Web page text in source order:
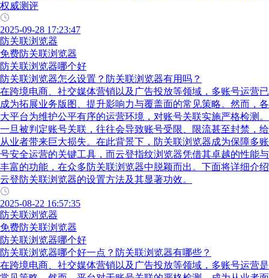
权威测评
2025-09-28 17:23:47
防关联浏览器
免费防关联浏览器
防关联浏览器哪个好
防关联浏览器怎么设置？防关联浏览器有用吗？
在跨境电商、社交媒体营销以及广告投放等领域，多账号运营已
成为拓展业务版图、提升影响力与覆盖面的常见策略。然而，各
大平台为维护公平有序的运营环境，对账号关联实施严格检测。
一旦被判定账号关联，往往会导致账号受限、限流甚至封禁，给
从业者带来巨大损失。在此背景下，防关联浏览器成为保障多账
号安全运营的关键工具，而云登指纹浏览器凭借其卓越的性能与
丰富的功能，在众多防关联浏览器中脱颖而出。下面将详细介绍
云登防关联浏览器的设置方法及其显著功效。
2025-08-22 16:57:35
防关联浏览器
免费防关联浏览器
防关联浏览器哪个好
防关联浏览器哪个好一点？防关联浏览器有哪些？
在跨境电商、社交媒体营销以及广告投放等领域，多账号运营是